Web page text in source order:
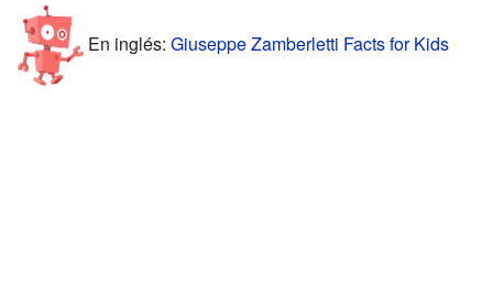
En inglés: Giuseppe Zamberletti Facts for Kids